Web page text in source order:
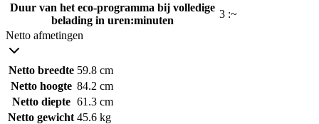
Duur van het eco-programma bij volledige
belading in uren:minuten
3 :~
Netto afmetingen
Netto breedte 59.8 cm
Netto hoogte 84.2 cm
Netto diepte 61.3 cm
Netto gewicht 45.6 kg